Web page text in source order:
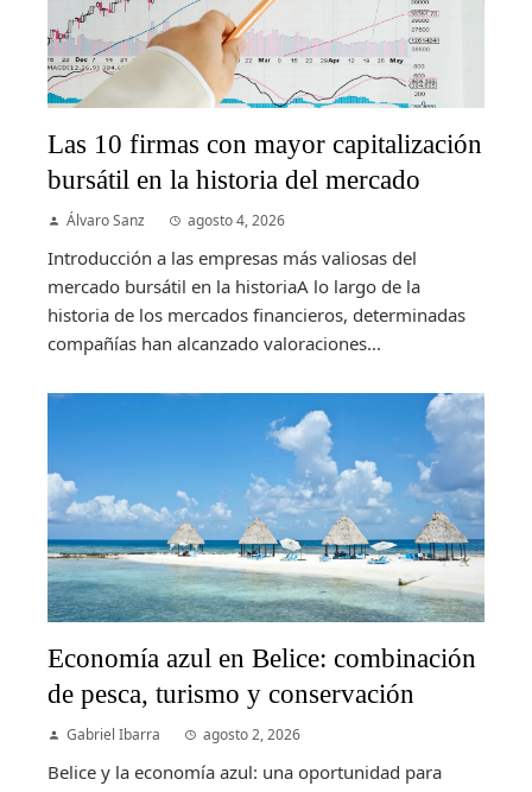
Las 10 firmas con mayor capitalización
bursátil en la historia del mercado
Álvaro Sanz agosto 4, 2026
Introducción a las empresas más valiosas del
mercado bursátil en la historiaA lo largo de la
historia de los mercados financieros, determinadas
compañías han alcanzado valoraciones...
Economía azul en Belice: combinación
de pesca, turismo y conservación
Gabriel Ibarra agosto 2, 2026
Belice y la economía azul: una oportunidad para